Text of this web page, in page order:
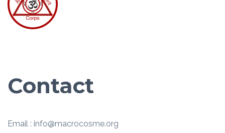
Contact
Email : info@macrocosme.org